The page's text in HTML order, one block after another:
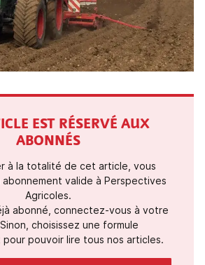
EST RÉSERVÉ AUX
ABONNÉS
à la totalité de cet article, vous
valide à Perspectives
Agricoles.
abonné, connectez-vous à votre
choisissez une formule
pour pouvoir lire tous nos articles.